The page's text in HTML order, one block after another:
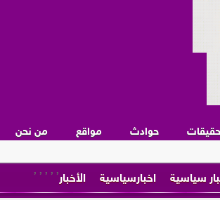
حوادث مواقع من نحن
,
,
,
سياسية
,
اخبارسياسية
,
الأخبار